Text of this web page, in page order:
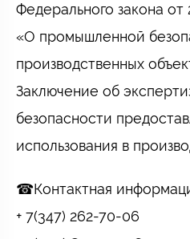
Федерального закона от
«О промышленной
производственных
Заключение об
безопасности
использования в
☎Контактная
+ 7(347) 262-70-06 ⠀